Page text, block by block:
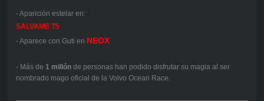
- Aparición estelar en:
SALVAME T5
- Aparece con Guti en NEOX
- Más de 1 millónde personas han podido disfrutar su magia al ser
nombrado mago oficial de la Volvo Ocean Race.